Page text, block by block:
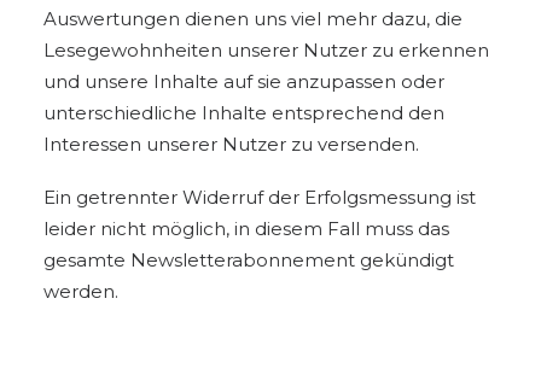
Auswertungen dienen uns viel mehr dazu, die
Lesegewohnheiten unserer Nutzer zu erkennen
und unsere Inhalte auf sie anzupassen oder
unterschiedliche Inhalte entsprechend den
Interessen unserer Nutzer zu versenden.
Ein getrennter Widerruf der Erfolgsmessung ist
leider nicht möglich, in diesem Fall muss das
gesamte Newsletterabonnement gekündigt
werden.